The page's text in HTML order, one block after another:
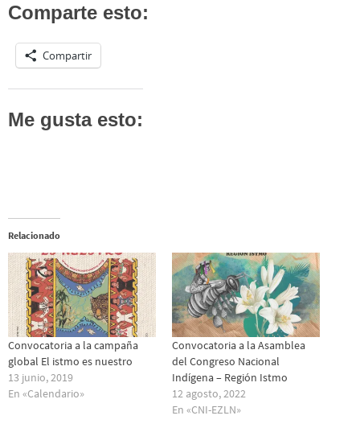
Comparte esto:
Compartir
Me gusta esto:
Relacionado
Convocatoria a la campaña
global El istmo es nuestro
13 junio, 2019
En «Calendario»
Convocatoria a la Asamblea
del Congreso Nacional
Indígena – Región Istmo
12 agosto, 2022
En «CNI-EZLN»